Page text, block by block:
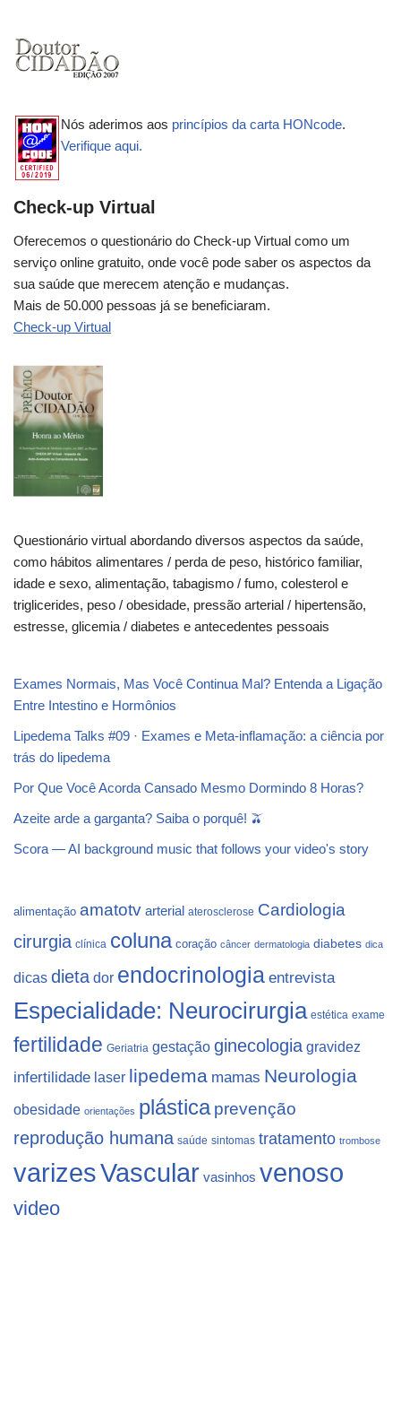
Nós aderimos aos princípios da carta HONcode.
Verifique aqui.
Check-up Virtual
Oferecemos o questionário do Check-up Virtual como um
serviço online gratuito, onde você pode saber os aspectos da
sua saúde que merecem atenção e mudanças.
Mais de 50.000 pessoas já se beneficiaram.
Check-up Virtual
Questionário virtual abordando diversos aspectos da saúde,
como hábitos alimentares / perda de peso, histórico familiar,
idade e sexo, alimentação, tabagismo / fumo, colesterol e
triglicerides, peso / obesidade, pressão arterial / hipertensão,
estresse, glicemia / diabetes e antecedentes pessoais
Exames Normais, Mas Você Continua Mal? Entenda a Ligação
Entre Intestino e Hormônios
Lipedema Talks #09 · Exames e Meta-inflamação: a ciência por
trás do lipedema
Por Que Você Acorda Cansado Mesmo Dormindo 8 Horas?
Azeite arde a garganta? Saiba o porquê! 🫒
Scora — AI background music that follows your video's story
alimentação amatotv arterial aterosclerose Cardiologia
cirurgia clínica coluna coração câncer dermatologia diabetes dica
dicas dieta dor endocrinologia entrevista
Especialidade: Neurocirurgia estética exame
fertilidade Geriatria gestação ginecologia gravidez
infertilidade laser lipedema mamas Neurologia
obesidade orientações plástica prevenção
reprodução humana saúde sintomas tratamento trombose
varizesVascular vasinhos venoso
video